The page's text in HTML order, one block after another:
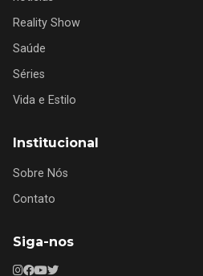
Reality Show
Saúde
Séries
Vida e Estilo
Institucional
Sobre Nós
Contato
Siga-nos